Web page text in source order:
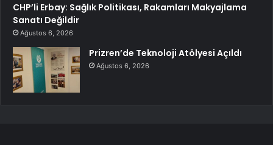
CHP’li Erbay: Sağlık Politikası, Rakamları Makyajlama
Sanatı Değildir
Ağustos 6, 2026
Prizren’de Teknoloji Atölyesi Açıldı
Ağustos 6, 2026